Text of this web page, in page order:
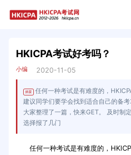
HKICPA考试好考吗？
小编 2020-11-05
摘要
任何一种考试是有难度的，
建议同学们要学会找到适合自己的备
大家整理了一篇，快来GET。 及时制
选择报了几门
任何一种考试是有难度的，